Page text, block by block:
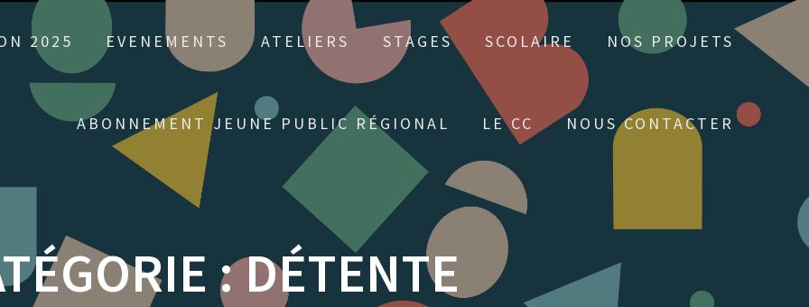
2025 EVENEMENTS ATELIERS STAGES SCOLAIRE NOS PROJETS
ABONNEMENT JEUNE PUBLIC RÉGIONAL LE CC NOUS CONTACTER
:DÉTENTE